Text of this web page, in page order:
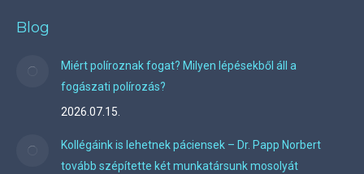
Blog
Miért políroznak fogat? Milyen lépésekből áll a
fogászati polírozás?
2026.07.15.
Kollégáink is lehetnek páciensek – Dr. Papp Norbert
tovább szépítette két munkatársunk mosolyát